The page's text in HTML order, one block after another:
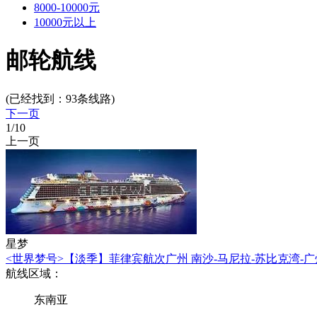
8000-10000元
10000元以上
邮轮航线
(已经找到： 93条线路)
下一页
1/10
上一页
星梦
<世界梦号>【淡季】菲律宾航次广州 南沙-马尼拉-苏比克湾-
航线区域：
东南亚